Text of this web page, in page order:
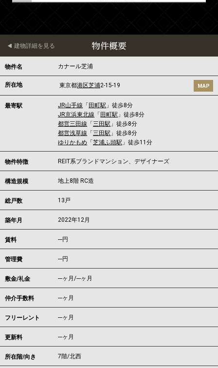
物件概要
建物詳細を見る
物件名 カナール芝浦
所在地 東京都港区芝浦2-15-19 MAP
最寄駅 JR山手線 「 田町駅 」徒歩8分
JR京浜東北線 「 田町駅 」徒歩8分
都営三田線 「三田駅 」徒歩8分
都営浅草線 「三田駅 」徒歩8分
ゆりかもめ 「芝浦ふ頭駅 」徒歩11分
物件特徴 REIT系ブランドマンション、デザイナーズ
構造規模 地上8階 RC造
総戸数 13戸
築年月 2022年12月
賃料 ---円
管理費 ---円
敷金/礼金 ---ヶ月/---ヶ月
仲介手数料 ---ヶ月
フリーレント ---ヶ月
更新料 ---ヶ月
所在階/向き 7階/北西